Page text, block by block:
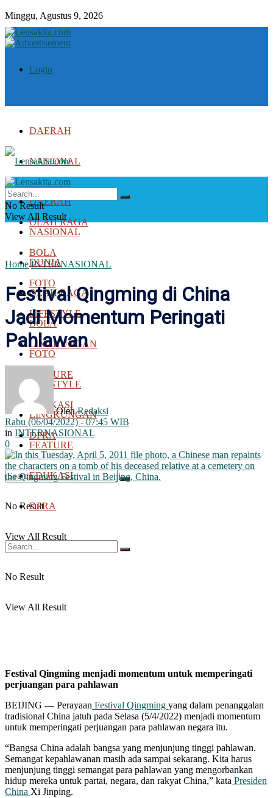
Minggu, Agustus 9, 2026
Login
DAERAH
NASIONAL
DUNIA
OLAH RAGA
BOLA
FOTO
LIFESTYLE
LINGKUNGAN
FEATURE
EDUKASI
DPRA
No Result
View All Result
DAERAH
NASIONAL
DUNIA
OLAH RAGA
BOLA
FOTO
LIFESTYLE
LINGKUNGAN
FEATURE
EDUKASI
DPRA
No Result
View All Result
No Result
View All Result
Home INTERNASIONAL
Festival Qingming di China
Jadi Momentum Peringati
Pahlawan
Oleh Redaksi
Rabu (06/04/2022) - 07:45 WIB
in INTERNASIONAL
0
Festival Qingming menjadi momentum untuk memperingati
perjuangan para pahlawan
BEIJING — Perayaan Festival Qingming yang dalam penanggalan
tradisional China jatuh pada Selasa (5/4/2022) menjadi momentum
untuk memperingati perjuangan para pahlawan negara itu.
“Bangsa China adalah bangsa yang menjunjung tinggi pahlawan.
Semangat kepahlawanan masih ada sampai sekarang. Kita harus
menjunjung tinggi semangat para pahlawan yang mengorbankan
hidup mereka untuk partai, negara, dan rakyat China,” kata Presiden
China Xi Jinping.